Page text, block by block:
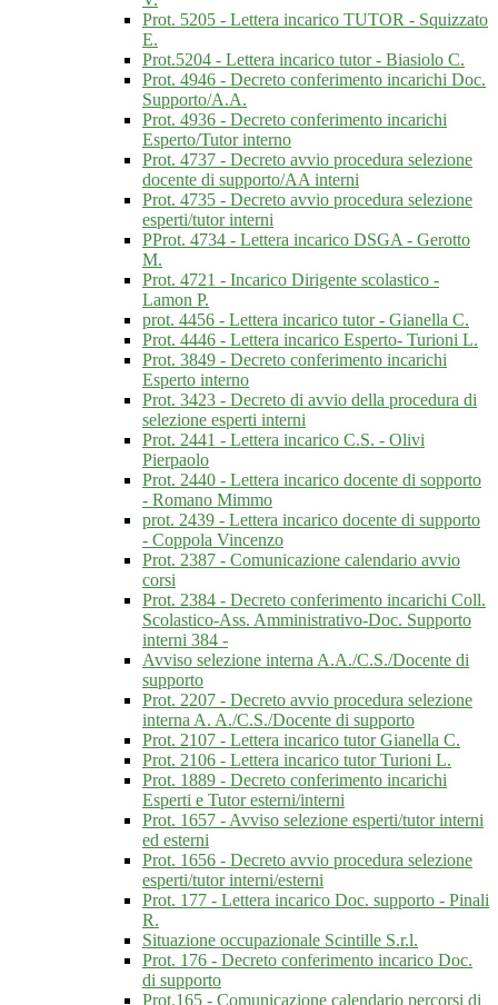
Prot. 5205 - Lettera incarico TUTOR - Squizzato
E.
Prot.5204 - Lettera incarico tutor - Biasiolo C.
Prot. 4946 - Decreto conferimento incarichi Doc.
Supporto/A.A.
Prot. 4936 - Decreto conferimento incarichi
Esperto/Tutor interno
Prot. 4737 - Decreto avvio procedura selezione
docente di supporto/AA interni
Prot. 4735 - Decreto avvio procedura selezione
esperti/tutor interni
PProt. 4734 - Lettera incarico DSGA - Gerotto
M.
Prot. 4721 - Incarico Dirigente scolastico -
Lamon P.
prot. 4456 - Lettera incarico tutor - Gianella C.
Prot. 4446 - Lettera incarico Esperto- Turioni L.
Prot. 3849 - Decreto conferimento incarichi
Esperto interno
Prot. 3423 - Decreto di avvio della procedura di
selezione esperti interni
Prot. 2441 - Lettera incarico C.S. - Olivi
Pierpaolo
Prot. 2440 - Lettera incarico docente di sopporto
- Romano Mimmo
prot. 2439 - Lettera incarico docente di supporto
- Coppola Vincenzo
Prot. 2387 - Comunicazione calendario avvio
corsi
Prot. 2384 - Decreto conferimento incarichi Coll.
Scolastico-Ass. Amministrativo-Doc. Supporto
interni 384 -
Avviso selezione interna A.A./C.S./Docente di
supporto
Prot. 2207 - Decreto avvio procedura selezione
interna A. A./C.S./Docente di supporto
Prot. 2107 - Lettera incarico tutor Gianella C.
Prot. 2106 - Lettera incarico tutor Turioni L.
Prot. 1889 - Decreto conferimento incarichi
Esperti e Tutor esterni/interni
Prot. 1657 - Avviso selezione esperti/tutor interni
ed esterni
Prot. 1656 - Decreto avvio procedura selezione
esperti/tutor interni/esterni
Prot. 177 - Lettera incarico Doc. supporto - Pinali
R.
Situazione occupazionale Scintille S.r.l.
Prot. 176 - Decreto conferimento incarico Doc.
di supporto
Prot.165 - Comunicazione calendario percorsi di